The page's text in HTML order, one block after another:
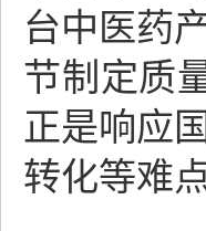
台中医药
节制定质
正是响应
转化等难